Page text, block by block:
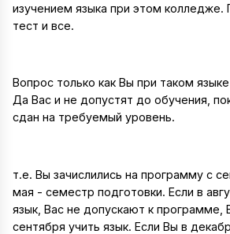
изучением языка при этом колледже.
тест и все.
Вопрос только как Вы при таком
Да Вас и не допустят до обучения,
сдан на требуемый уровень.
т.е. Вы зачислились на программу с
мая - семестр подготовки. Если в
язык, Вас не допускают к
сентября учить язык. Если Вы в